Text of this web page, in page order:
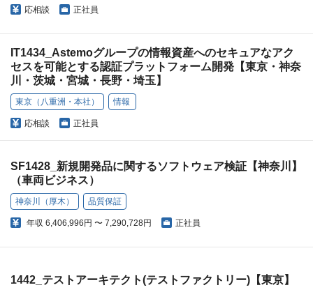
応相談 正社員
IT1434_Astemoグループの情報資産へのセキュアなアク
セスを可能とする認証プラットフォーム開発【東京・神奈
川・茨城・宮城・長野・埼玉】
東京（八重洲・本社） 情報
応相談 正社員
SF1428_新規開発品に関するソフトウェア検証【神奈川】
（車両ビジネス）
神奈川（厚木） 品質保証
年収 6,406,996円 〜 7,290,728円 正社員
1442_テストアーキテクト(テストファクトリー)【東京】